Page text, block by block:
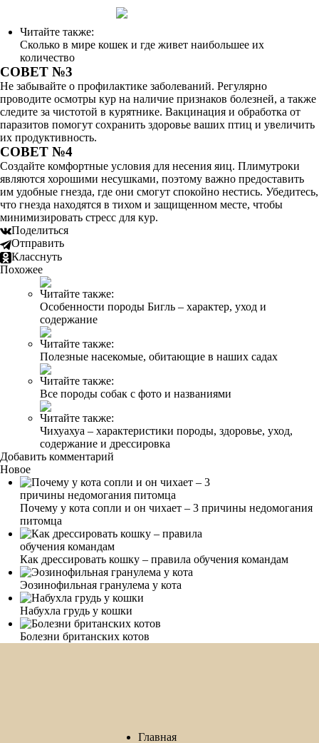
Читайте также:
Сколько в мире кошек и где живет наибольшее их
количество
СОВЕТ №3
Не забывайте о профилактике заболеваний. Регулярно
проводите осмотры кур на наличие признаков болезней, а также
следите за чистотой в курятнике. Вакцинация и обработка от
паразитов помогут сохранить здоровье ваших птиц и увеличить
их продуктивность.
СОВЕТ №4
Создайте комфортные условия для несения яиц. Плимутроки
являются хорошими несушками, поэтому важно предоставить
им удобные гнезда, где они смогут спокойно нестись. Убедитесь,
что гнезда находятся в тихом и защищенном месте, чтобы
минимизировать стресс для кур.
Поделиться
Отправить
Класснуть
Похожее
Читайте также:
Особенности породы Бигль – характер, уход и
содержание
Читайте также:
Полезные насекомые, обитающие в наших садах
Читайте также:
Все породы собак с фото и названиями
Читайте также:
Чихуахуа – характеристики породы, здоровье, уход,
содержание и дрессировка
Добавить комментарий
Новое
Почему у кота сопли и он чихает – 3 причины недомогания
питомца
Как дрессировать кошку – правила обучения командам
Эозинофильная гранулема у кота
Набухла грудь у кошки
Болезни британских котов
Главная